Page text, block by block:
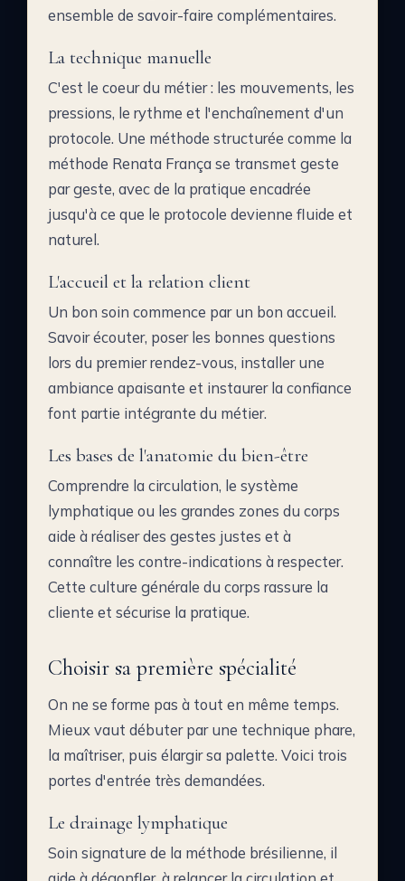
ensemble de savoir-faire complémentaires.
La technique manuelle
C'est le coeur du métier : les mouvements, les
pressions, le rythme et l'enchaînement d'un
protocole. Une méthode structurée comme la
méthode Renata França se transmet geste
par geste, avec de la pratique encadrée
jusqu'à ce que le protocole devienne fluide et
naturel.
L'accueil et la relation client
Un bon soin commence par un bon accueil.
Savoir écouter, poser les bonnes questions
lors du premier rendez-vous, installer une
ambiance apaisante et instaurer la confiance
font partie intégrante du métier.
Les bases de l'anatomie du bien-être
Comprendre la circulation, le système
lymphatique ou les grandes zones du corps
aide à réaliser des gestes justes et à
connaître les contre-indications à respecter.
Cette culture générale du corps rassure la
cliente et sécurise la pratique.
Choisir sa première spécialité
On ne se forme pas à tout en même temps.
Mieux vaut débuter par une technique phare,
la maîtriser, puis élargir sa palette. Voici trois
portes d'entrée très demandées.
Le drainage lymphatique
Soin signature de la méthode brésilienne, il